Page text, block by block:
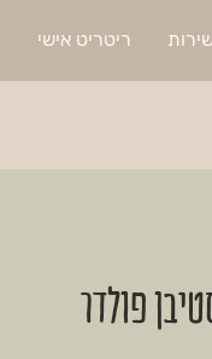
ריטריט אישי
פולדר